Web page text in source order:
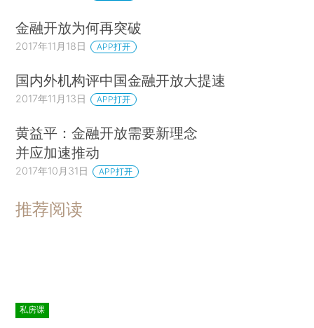
金融开放为何再突破
2017年11月18日 APP打开
国内外机构评中国金融开放大提速
2017年11月13日 APP打开
黄益平：金融开放需要新理念
并应加速推动
2017年10月31日 APP打开
推荐阅读
私房课